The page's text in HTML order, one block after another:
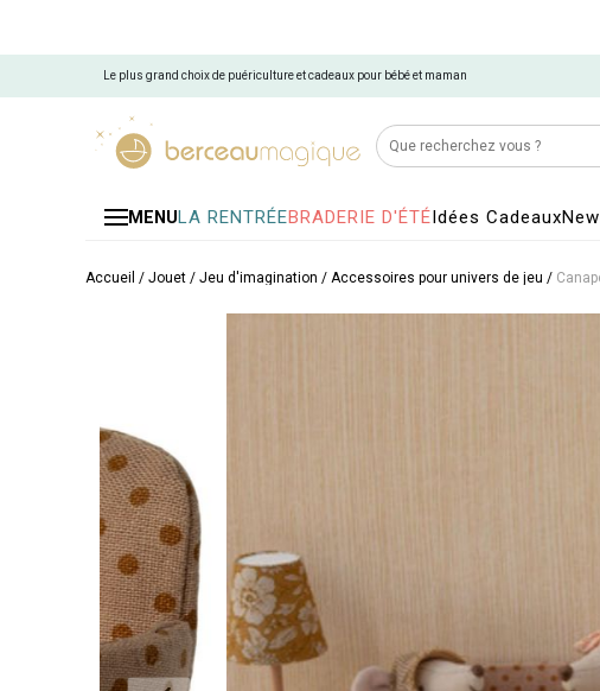
Le plus grand choix de puériculture et cadeaux pour bébé et maman
MENULA RENTRÉEBRADERIE D'ÉTÉIdées CadeauxNew
Accueil / Jouet / Jeu d'imagination / Accessoires pour univers de jeu /